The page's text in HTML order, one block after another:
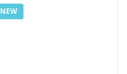
NEW